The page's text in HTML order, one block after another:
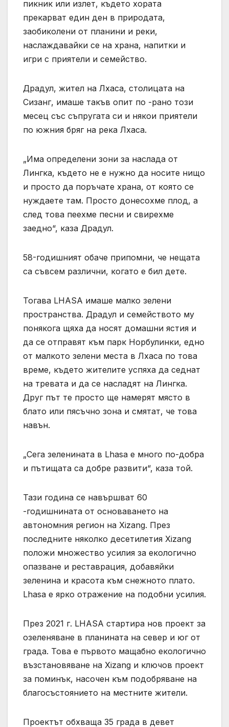
пикник или излет, където хората
прекарват един ден в природата,
заобиколени от планини и реки,
наслаждавайки се на храна, напитки и
игри с приятели и семейство.
Драдул, жител на Лхаса, столицата на
Сизанг, имаше такъв опит по -рано този
месец със съпругата си и някои приятели
по южния бряг на река Лхаса.
„Има определени зони за наслада от
Лингка, където не е нужно да носите нищо
и просто да поръчате храна, от която се
нуждаете там. Просто донесохме плод, а
след това пеехме песни и свирехме
заедно“, каза Драдул.
58-годишният обаче припомни, че нещата
са съвсем различни, когато е бил дете.
Тогава LHASA имаше малко зелени
пространства. Драдул и семейството му
понякога щяха да носят домашни ястия и
да се отправят към парк Норбулинки, едно
от малкото зелени места в Лхаса по това
време, където жителите успяха да седнат
на тревата и да се насладят на Лингка.
Друг път те просто ще намерят място в
блато или пясъчно зона и смятат, че това
навън.
„Сега зеленината в Lhasa е много по-добра
и пътищата са добре развити“, каза той.
Тази година се навършват 60
-годишнината от основаването на
автономния регион на Xizang. През
последните няколко десетилетия Xizang
положи множество усилия за екологично
опазване и реставрация, добавяйки
зеленина и красота към снежното плато.
Lhasa е ярко отражение на подобни усилия.
През 2021 г. LHASA стартира нов проект за
озеленяване в планината на север и юг от
града. Това е първото мащабно екологично
възстановяване на Xizang и ключов проект
за поминък, насочен към подобряване на
благосъстоянието на местните жители.
Проектът обхваща 35 града в девет